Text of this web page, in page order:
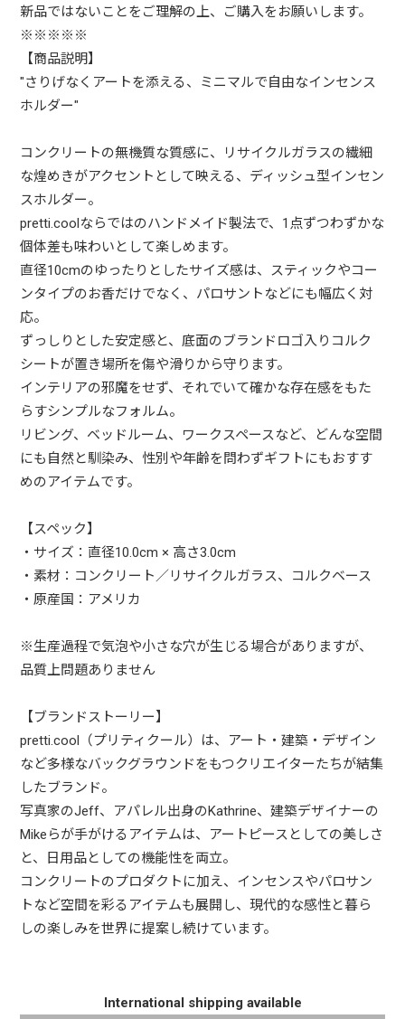
新品ではないことをご理解の上、ご購入をお願いします。
※※※※※
【商品説明】
"さりげなくアートを添える、ミニマルで自由なインセンス
ホルダー"
コンクリートの無機質な質感に、リサイクルガラスの繊細
な煌めきがアクセントとして映える、ディッシュ型インセン
スホルダー。
pretti.coolならではのハンドメイド製法で、1点ずつわずかな
個体差も味わいとして楽しめます。
直径10cmのゆったりとしたサイズ感は、スティックやコー
ンタイプのお香だけでなく、パロサントなどにも幅広く対
応。
ずっしりとした安定感と、底面のブランドロゴ入りコルク
シートが置き場所を傷や滑りから守ります。
インテリアの邪魔をせず、それでいて確かな存在感をもた
らすシンプルなフォルム。
リビング、ベッドルーム、ワークスペースなど、どんな空間
にも自然と馴染み、性別や年齢を問わずギフトにもおすす
めのアイテムです。
【スペック】
・サイズ：直径10.0cm × 高さ3.0cm
・素材：コンクリート／リサイクルガラス、コルクベース
・原産国：アメリカ
※生産過程で気泡や小さな穴が生じる場合がありますが、
品質上問題ありません
【ブランドストーリー】
pretti.cool（プリティクール）は、アート・建築・デザイン
など多様なバックグラウンドをもつクリエイターたちが結集
したブランド。
写真家のJeff、アパレル出身のKathrine、建築デザイナーの
Mikeらが手がけるアイテムは、アートピースとしての美しさ
と、日用品としての機能性を両立。
コンクリートのプロダクトに加え、インセンスやパロサン
トなど空間を彩るアイテムも展開し、現代的な感性と暮ら
しの楽しみを世界に提案し続けています。
International shipping available